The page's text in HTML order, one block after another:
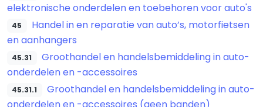
elektronische onderdelen en toebehoren voor auto's
45
Handel in en reparatie van auto’s, motorfietsen
en aanhangers
45.31
Groothandel en handelsbemiddeling in auto-
onderdelen en -accessoires
45.31.1
Groothandel en handelsbemiddeling in auto-
onderdelen en -accessoires (geen banden)